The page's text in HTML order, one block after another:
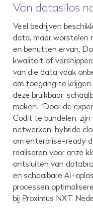
Van datasilos
Veel bedrijven
data, maar worstelen
en benutten ervan.
kwaliteit of
van die data vaak
om toegang te
deze bruikbaar,
maken. “Door de
Codit te bundelen,
netwerken, hybride
om enterprise-ready
realiseren voor onze
ontsluiten van
en schaalbare AI-
processen
bij Proximus NXT